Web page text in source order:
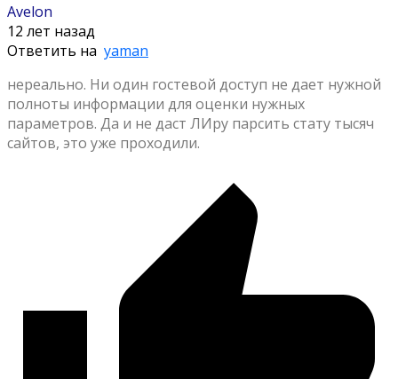
Avelon
12 лет назад
Ответить на yaman
нереально. Ни один гостевой доступ не дает нужной
полноты информации для оценки нужных
параметров. Да и не даст ЛИру парсить стату тысяч
сайтов, это уже проходили.